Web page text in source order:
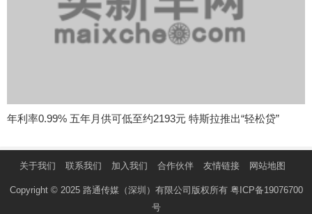
年利率0.99% 五年月供可低至约2193元 特斯拉推出“轻松贷”
关于我们 联系我们 加入我们 合作伙伴 友情链接 网站地图
Copyright © 2025 路通传媒（深圳）有限公司版权所有 粤ICP备19076700
号